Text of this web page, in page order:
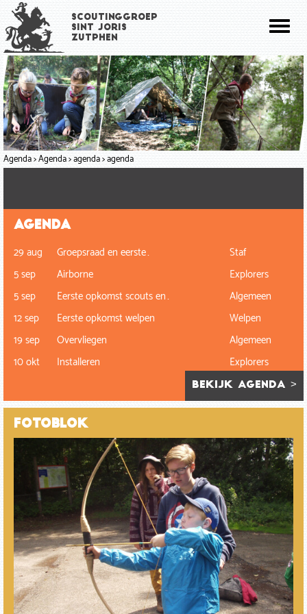
Overslaan
en
naar
de
inhoud
gaan
Toggle
Scoutinggroep
Sint Joris
Zutphen
Agenda Agenda agenda agenda
Agenda
29 aug Groepsraad en eerste…
Staf
5 sep
Airborne
Explorers
5 sep
Eerste opkomst scouts en…
Algemeen
12 sep
Eerste opkomst welpen
Welpen
19 sep
Overvliegen
Algemeen
10 okt
Installeren Explorers
bekijk agenda >
Fotoblok